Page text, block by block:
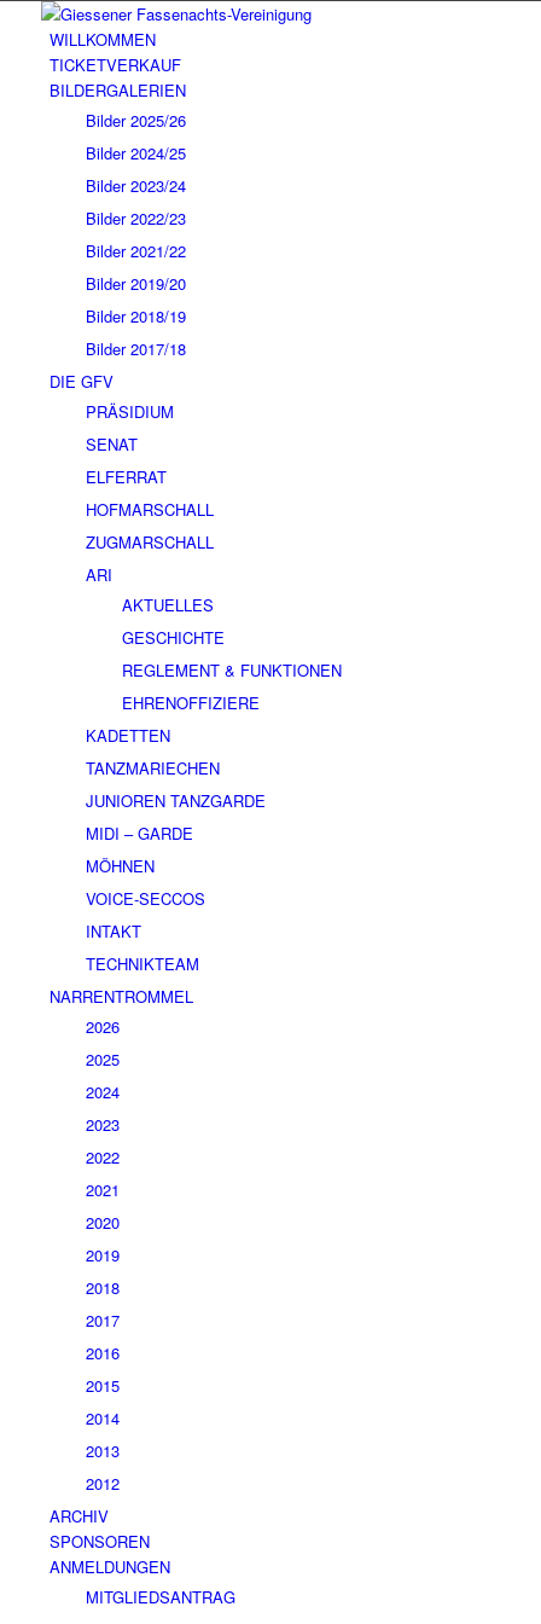
WILLKOMMEN
TICKETVERKAUF
BILDERGALERIEN
Bilder 2025/26
Bilder 2024/25
Bilder 2023/24
Bilder 2022/23
Bilder 2021/22
Bilder 2019/20
Bilder 2018/19
Bilder 2017/18
DIE GFV
PRÄSIDIUM
SENAT
ELFERRAT
HOFMARSCHALL
ZUGMARSCHALL
ARI
AKTUELLES
GESCHICHTE
REGLEMENT & FUNKTIONEN
EHRENOFFIZIERE
KADETTEN
TANZMARIECHEN
JUNIOREN TANZGARDE
MIDI – GARDE
MÖHNEN
VOICE-SECCOS
INTAKT
TECHNIKTEAM
NARRENTROMMEL
2026
2025
2024
2023
2022
2021
2020
2019
2018
2017
2016
2015
2014
2013
2012
ARCHIV
SPONSOREN
ANMELDUNGEN
MITGLIEDSANTRAG